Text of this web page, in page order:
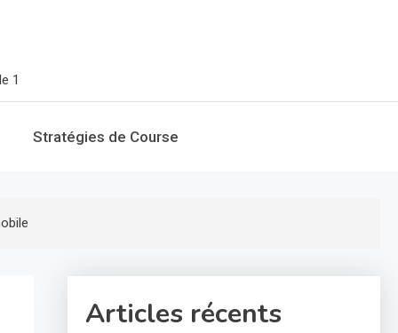
1
Stratégies de Course
Articles récents